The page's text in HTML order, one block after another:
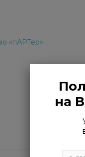
«пАРТер»
на